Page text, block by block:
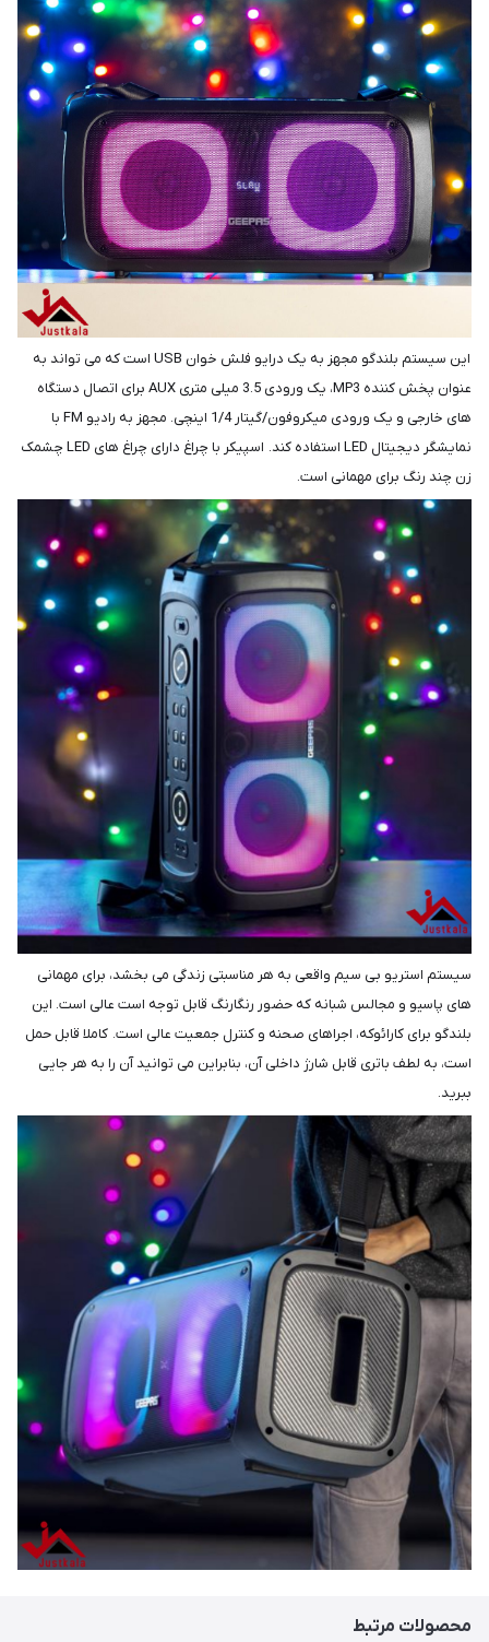
این سیستم بلندگو مجهز به یک درایو فلش خوان USB است که می تواند به
عنوان پخش کننده MP3، یک ورودی 3.5 میلی متری AUX برای اتصال دستگاه
های خارجی و یک ورودی میکروفون/گیتار 1/4 اینچی. مجهز به رادیو FM با
نمایشگر دیجیتال LED استفاده کند. اسپیکر با چراغ دارای چراغ های LED چشمک
زن چند رنگ برای مهمانی است.
سیستم استریو بی سیم واقعی به هر مناسبتی زندگی می بخشد، برای مهمانی
های پاسیو و مجالس شبانه که حضور رنگارنگ قابل توجه است عالی است. این
بلندگو برای کارائوکه، اجراهای صحنه و کنترل جمعیت عالی است. کاملا قابل حمل
است، به لطف باتری قابل شارژ داخلی آن، بنابراین می توانید آن را به هر جایی
ببرید.
محصولات مرتبط